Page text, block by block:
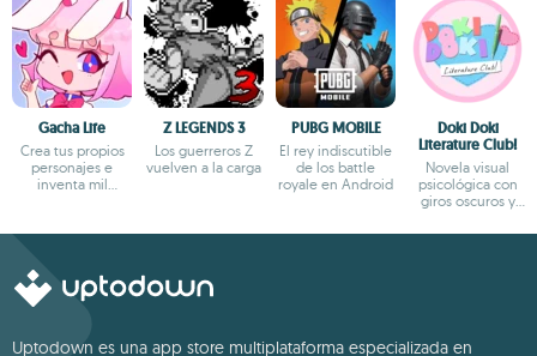
Gacha Life
Crea tus propios
personajes e
inventa mil
Z LEGENDS 3
Los guerreros Z
vuelven a la carga
PUBG MOBILE
El rey indiscutible
de los battle
royale en Android
Doki Doki
Literature Club!
Novela visual
psicológica con
giros oscuros y
Uptodown es una app store multiplataforma especializada en